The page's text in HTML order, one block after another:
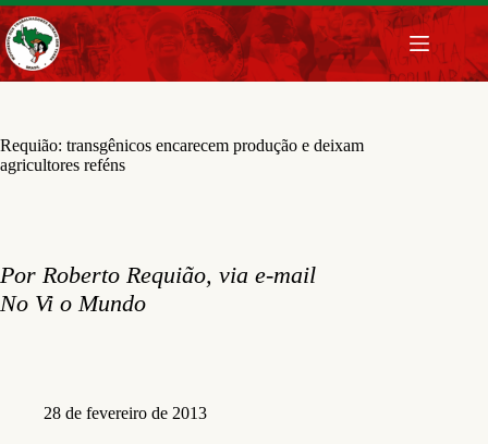
Pular
para
o
conteúdo
Requião: transgênicos encarecem produção e deixam
agricultores reféns
Por Roberto Requião, via e-mail
No Vi o Mundo
28 de fevereiro de 2013